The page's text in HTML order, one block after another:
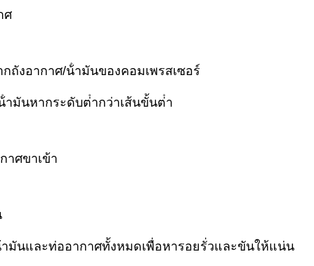
ศ
ถังอากาศ/น้ํามันของคอมเพรสเซอร์
มันหากระดับต่ํากว่าเส้นขั้นต่ํา
าศขาเข้า
มันและท่ออากาศทั้งหมดเพื่อหารอยรั่วและขันให้แน่น